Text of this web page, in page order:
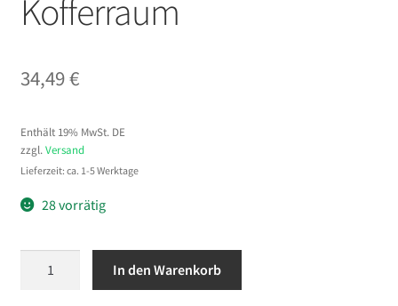
Kofferraum
34,49€
Enthält 19% MwSt. DE
zzgl. Versand
Lieferzeit: ca. 1-5 Werktage
28 vorrätig
In den Warenkorb